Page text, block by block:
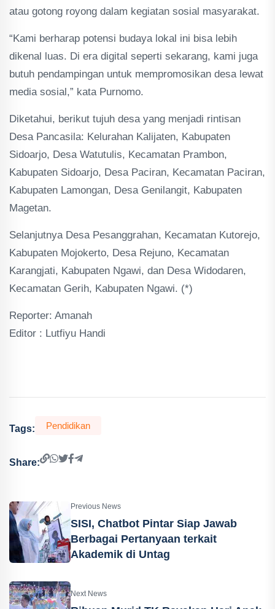
atau gotong royong dalam kegiatan sosial masyarakat.
“Kami berharap potensi budaya lokal ini bisa lebih
dikenal luas. Di era digital seperti sekarang, kami juga
butuh pendampingan untuk mempromosikan desa lewat
media sosial,” kata Purnomo.
Diketahui, berikut tujuh desa yang menjadi rintisan
Desa Pancasila: Kelurahan Kalijaten, Kabupaten
Sidoarjo, Desa Watutulis, Kecamatan Prambon,
Kabupaten Sidoarjo, Desa Paciran, Kecamatan Paciran,
Kabupaten Lamongan, Desa Genilangit, Kabupaten
Magetan.
Selanjutnya Desa Pesanggrahan, Kecamatan Kutorejo,
Kabupaten Mojokerto, Desa Rejuno, Kecamatan
Karangjati, Kabupaten Ngawi, dan Desa Widodaren,
Kecamatan Gerih, Kabupaten Ngawi. (*)
Reporter: Amanah
Editor : Lutfiyu Handi
Tags: Pendidikan
Share:
Previous News
SISI, Chatbot Pintar Siap Jawab
Berbagai Pertanyaan terkait
Akademik di Untag
Next News